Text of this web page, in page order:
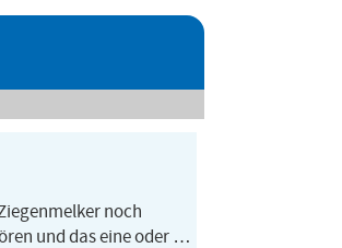
noch
und das eine oder …